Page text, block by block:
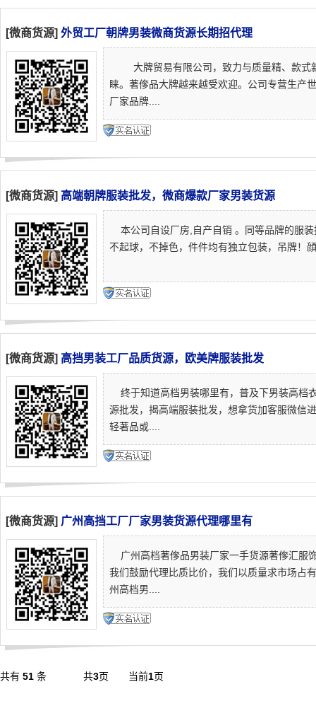
[微商货源] 外贸工厂朝牌男装微商货源长期招代理
大牌贸易有限公司，致力与质量精、款式
睐。著偧品大牌越来越受欢迎。公司专营生产
厂家品牌....
[微商货源] 高端朝牌服装批发，微商爆款厂家男装货源
本公司自设厂房,自产自销 。同等品牌的服
不起球，不掉色，件件均有独立包装，吊牌！
[微商货源] 高挡男装工厂品质货源，欧美牌服装批发
终于知道高档男装哪里有，普及下男装高档
源批发，揭高端服装批发，想拿货加客服微信
轻著品或....
[微商货源] 广州高挡工厂厂家男装货源代理哪里有
广州高档著偧品男装厂家一手货源著偧汇服
我们鼓励代理比质比价，我们以质量求市场占
州高档男....
共有 51 条 共3页 当前1页